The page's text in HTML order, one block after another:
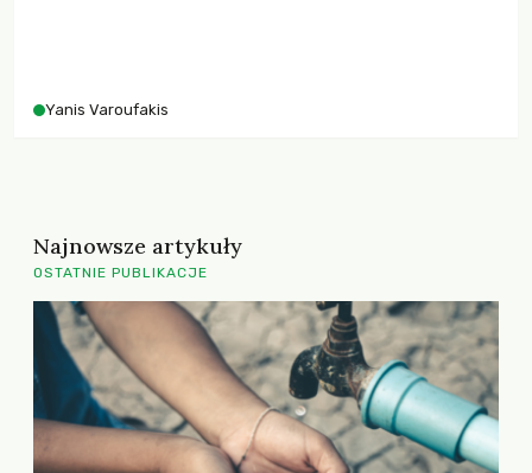
Yanis Varoufakis
Najnowsze artykuły
OSTATNIE PUBLIKACJE